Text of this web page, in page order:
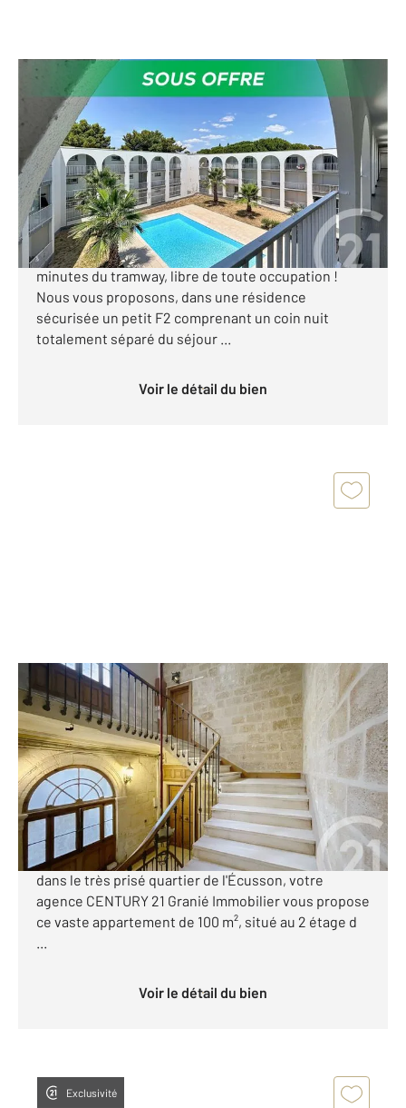
MONTPELLIER 34
29,61 m2, 2 pièces
Ref : 1817
Appartement F2 à vendre
112 000 €
En exclusivité dans votre agence Century 21 Granié
Immobilier ! MONTPELLIER- CHATEAU D'O à 3
minutes du tramway, libre de toute occupation !
Nous vous proposons, dans une résidence
sécurisée un petit F2 comprenant un coin nuit
totalement séparé du séjour ...
Voir le détail du bien
MONTPELLIER 34
101 m2, 4 pièces
Ref : 1790
Appartement Ff3 à vendre
310 000 €
APPARTEMENT DE CHARME 100 m² À RÉNOVER
MONTPELLIER ÉCUSSON Au cœur de Montpellier,
dans le très prisé quartier de l'Écusson, votre
agence CENTURY 21 Granié Immobilier vous propose
ce vaste appartement de 100 m², situé au 2 étage d
Voir le détail du bien
Exclusivité